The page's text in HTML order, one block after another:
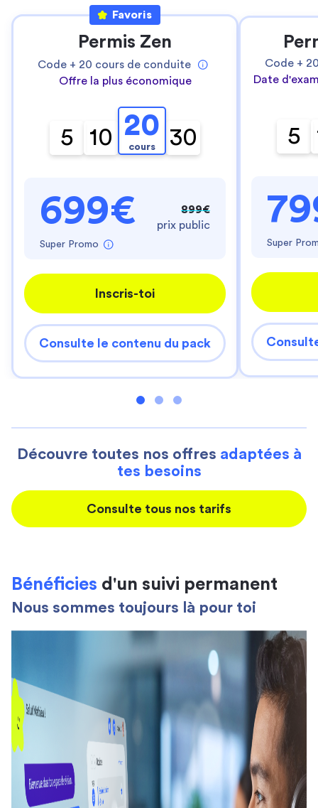
Favoris
Permis Zen
Code + 20 cours de conduite
Offre la plus économique
5 10 20
cours 30
699€
Super Promo
899€
prix public
Inscris-toi
Consulte le contenu du pack
Code +
Date
5
Super
Découvre toutes nos offres adaptées à
tes besoins
Consulte tous nos tarifs
Bénéficies d'un suivi permanent
Nous sommes toujours là pour toi